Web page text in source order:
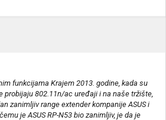
funkcijama Krajem 2013. godine, kada su
probijaju 802.11n/ac uređaji i na naše tržište,
zanimljiv range extender kompanije ASUS i
je ASUS RP-N53 bio zanimljiv, je da je